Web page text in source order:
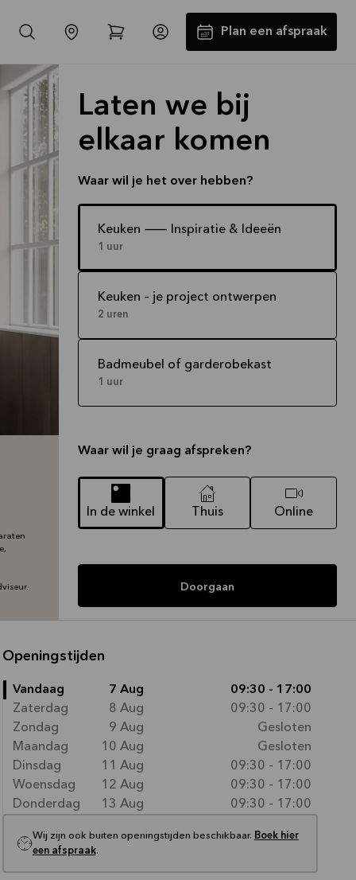
Plan een afspraak
-30% op alle werkbladen incl.
spoelbak en kraan*
Aanbieding is geldig tot16-08-2026
Bekijk aanbieding
Laten we bij
elkaar komen
Waar wil je het over hebben?
Keuken -- Inspiratie & Ideeën
1 uur
Keuken – je project ontwerpen
2 uren
Badmeubel of garderobekast
1 uur
Waar wil je graag afspreken?
In de winkel Thuis Online
Doorgaan
Openingstijden
Vandaag 7 Aug
09:30 - 17:00
Zaterdag
8 Aug
09:30 - 17:00
Zondag
9 Aug
Gesloten
Maandag
10 Aug
Gesloten
Dinsdag
11 Aug
09:30 - 17:00
Woensdag
12 Aug
09:30 - 17:00
Donderdag
13 Aug 09:30 - 17:00
Wij zijn ook buiten openingstijden beschikbaar. Boek hier
een afspraak.